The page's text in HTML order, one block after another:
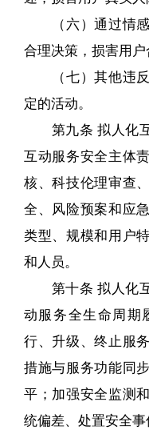
（六）通过情感
合理决策，损害用户
（七）其他违反
定的活动。
第九条 拟人化互
互动服务安全主体
核、科技伦理审查
全、风险预案和应
类型、规模和用户
和人员。
第十条 拟人化互
动服务全生命周期
行、升级、终止服
措施与服务功能同
平；加强安全监测
统偏差、处置安全事